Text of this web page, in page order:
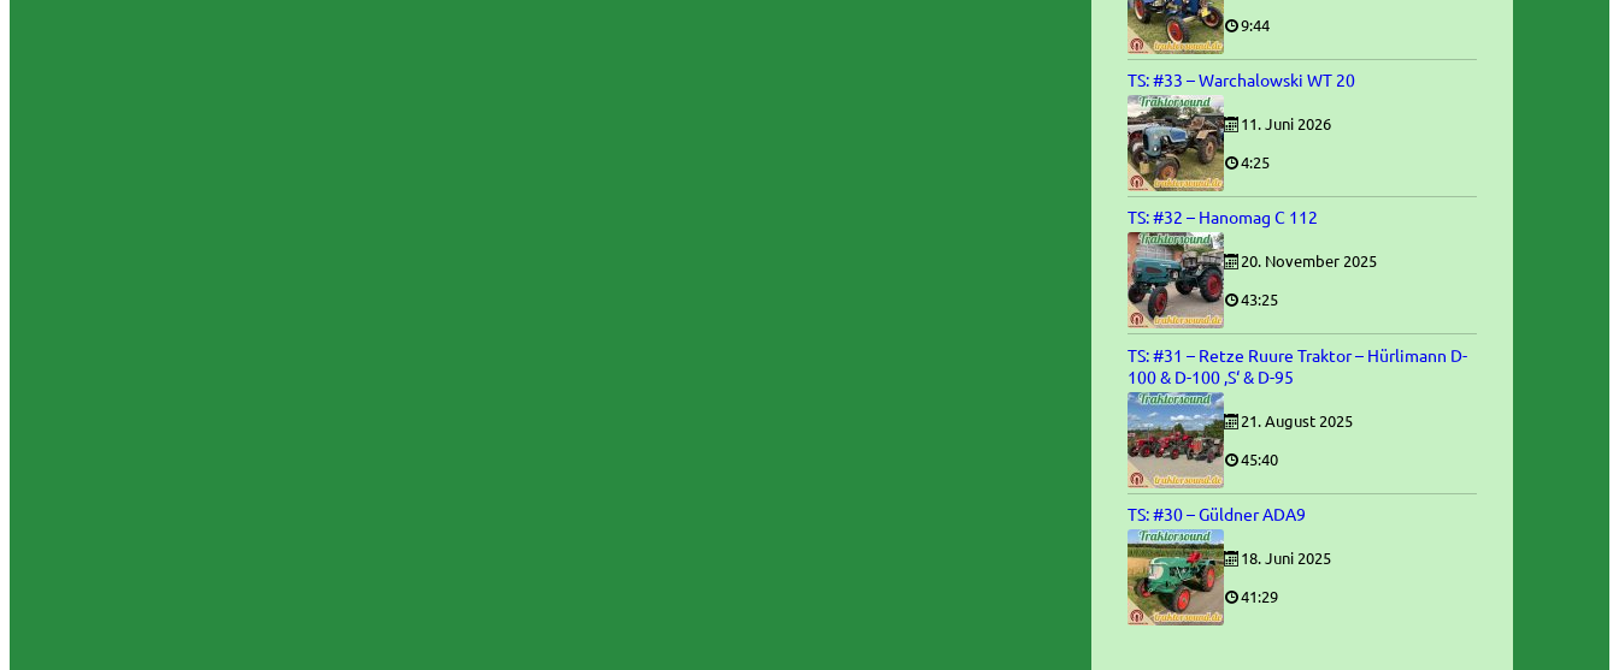
9:44
TS: #33 – Warchalowski WT 20
11. Juni 2026
4:25
TS: #32 – Hanomag C 112
20. November 2025
43:25
TS: #31 – Retze Ruure Traktor – Hürlimann D-
100 & D-100 ‚S‘ & D-95
21. August 2025
45:40
TS: #30 – Güldner ADA9
18. Juni 2025
41:29